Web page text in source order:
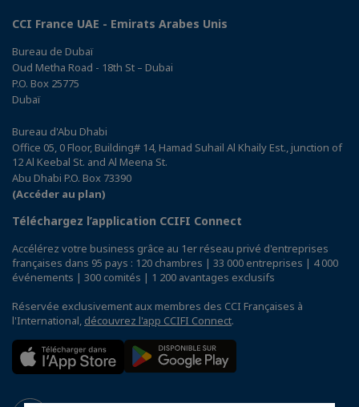
CCI France UAE - Emirats Arabes Unis
Bureau de Dubaï
Oud Metha Road - 18th St – Dubai
P.O. Box 25775
Dubaï
Bureau d'Abu Dhabi
Office 05, 0 Floor, Building# 14, Hamad Suhail Al Khaily Est., junction of
12 Al Keebal St. and Al Meena St.
Abu Dhabi P.O. Box 73390
(Accéder au plan)
Téléchargez l’application CCIFI Connect
Accélérez votre business grâce au 1er réseau privé d'entreprises
françaises dans 95 pays : 120 chambres | 33 000 entreprises | 4 000
événements | 300 comités | 1 200 avantages exclusifs
Réservée exclusivement aux membres des CCI Françaises à
l'International, découvrez l'app CCIFI Connect.